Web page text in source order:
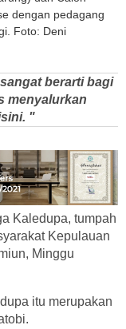
dengan pedagang
Foto: Deni
berarti bagi
menyalurkan
"
Kaledupa, tumpah
Kepulauan
Minggu
itu merupakan